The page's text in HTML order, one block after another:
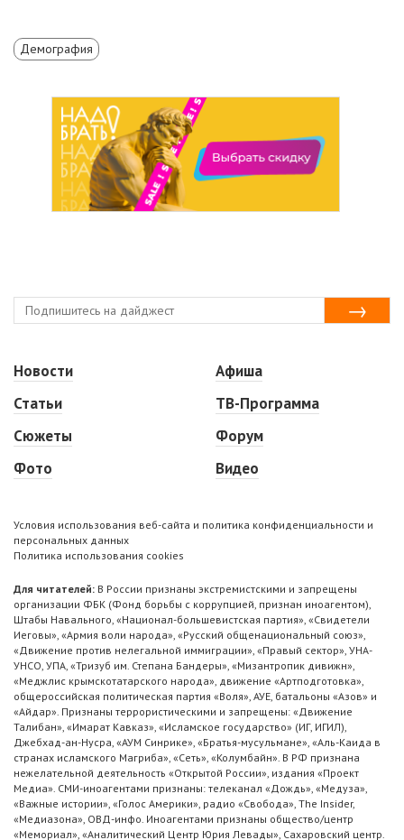
Демография
Новости
Статьи
Сюжеты
Фото
Афиша
ТВ-Программа
Форум
Видео
Условия использования веб-сайта и политика конфиденциальности и
персональных данных
Политика использования cookies
Для читателей: В России признаны экстремистскими и запрещены
организации ФБК (Фонд борьбы с коррупцией, признан иноагентом),
Штабы Навального, «Национал-большевистская партия», «Свидетели
Иеговы», «Армия воли народа», «Русский общенациональный союз»,
«Движение против нелегальной иммиграции», «Правый сектор», УНА-
УНСО, УПА, «Тризуб им. Степана Бандеры», «Мизантропик дивижн»,
«Меджлис крымскотатарского народа», движение «Артподготовка»,
общероссийская политическая партия «Воля», АУЕ, батальоны «Азов» и
«Айдар». Признаны террористическими и запрещены: «Движение
Талибан», «Имарат Кавказ», «Исламское государство» (ИГ, ИГИЛ),
Джебхад-ан-Нусра, «АУМ Синрике», «Братья-мусульмане», «Аль-Каида в
странах исламского Магриба», «Сеть», «Колумбайн». В РФ признана
нежелательной деятельность «Открытой России», издания «Проект
Медиа». СМИ-иноагентами признаны: телеканал «Дождь», «Медуза»,
«Важные истории», «Голос Америки», радио «Свобода», The Insider,
«Медиазона», ОВД-инфо. Иноагентами признаны общество/центр
«Мемориал», «Аналитический Центр Юрия Левады», Сахаровский центр.